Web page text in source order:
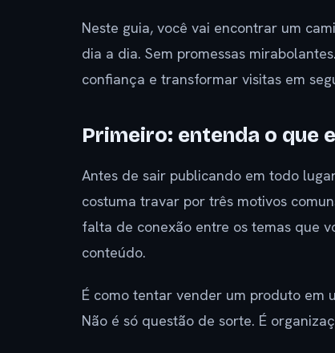
Neste guia, você vai encontrar um
dia a dia. Sem promessas
confiança e transformar visitas em
Primeiro: entenda o que
Antes de sair publicando em todo
costuma travar por três motivos
falta de conexão entre os temas que
conteúdo.
É como tentar vender um produto em
Não é só questão de sorte. É